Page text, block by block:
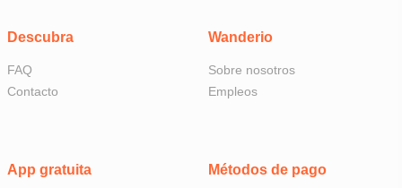
Descubra
FAQ
Contacto
Wanderio
Sobre nosotros
Empleos
App gratuita Métodos de pago